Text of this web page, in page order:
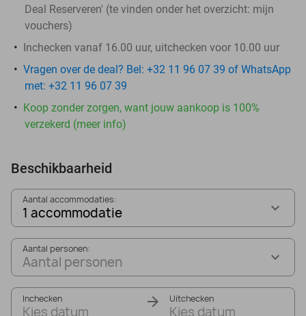
Deal Reserveren' (te vinden onder het overzicht: mijn
vouchers)
Inchecken vanaf 16.00 uur, uitchecken voor 10.00 uur
Vragen over de deal? Bel: +32 11 96 07 39 of WhatsApp
met: +32 11 96 07 39
Koop zonder zorgen, want jouw aankoop is 100%
verzekerd (meer info)
Beschikbaarheid
Aantal accommodaties:
1 accommodatie
Aantal personen:
Aantal personen
Inchecken
Kies datum
Uitchecken
Kies datum